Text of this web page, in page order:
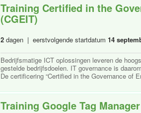
Training Certified in the
(CGEIT)
2 dagen | eerstvolgende startdatum 14
Bedrijfsmatige ICT oplossingen leveren de
gestelde bedrijfsdoelen. IT governance is
De certificering “Certified in the Governance of
Training Google Tag Manager